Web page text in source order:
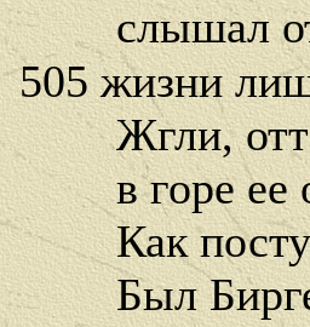
слышал от
505 жизни
Жгли,
в горе ее
Как
Был Биргер